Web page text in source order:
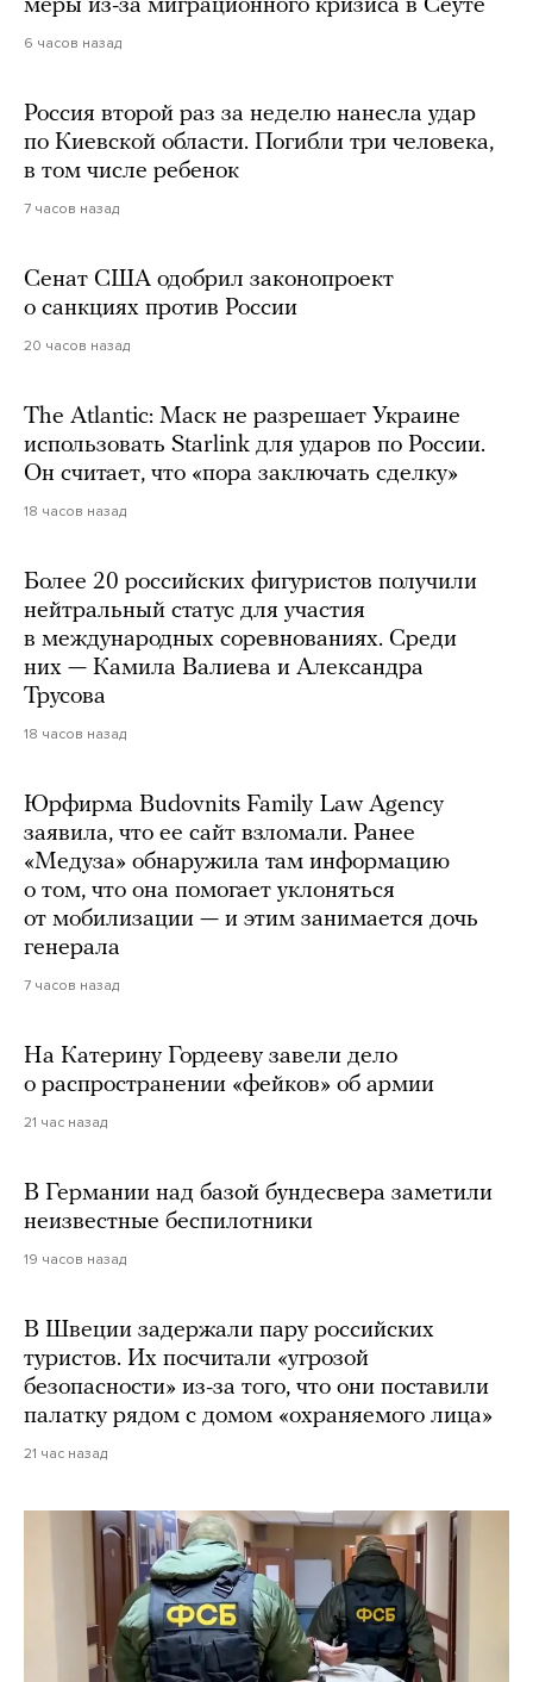
меры из-за миграционного кризиса в Сеуте
6 часов назад
Россия второй раз за неделю нанесла удар
по Киевской области. Погибли три человека,
в том числе ребенок
7 часов назад
Сенат США одобрил законопроект
о санкциях против России
20 часов назад
The Atlantic: Маск не разрешает Украине
использовать Starlink для ударов по России.
Он считает, что «пора заключать сделку»
18 часов назад
Более 20 российских фигуристов получили
нейтральный статус для участия
в международных соревнованиях. Среди
них — Камила Валиева и Александра
Трусова
18 часов назад
Юрфирма Budovnits Family Law Agency
заявила, что ее сайт взломали. Ранее
«Медуза» обнаружила там информацию
о том, что она помогает уклоняться
от мобилизации — и этим занимается дочь
генерала
7 часов назад
На Катерину Гордееву завели дело
о распространении «фейков» об армии
21 час назад
В Германии над базой бундесвера заметили
неизвестные беспилотники
19 часов назад
В Швеции задержали пару российских
туристов. Их посчитали «угрозой
безопасности» из-за того, что они поставили
палатку рядом с домом «охраняемого лица»
21 час назад